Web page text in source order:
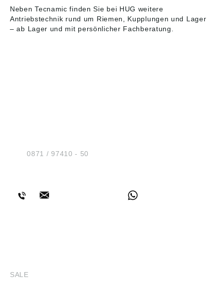
Neben Tecnamic finden Sie bei HUG weitere
Antriebstechnik rund um Riemen, Kupplungen und Lager
– ab Lager und mit persönlicher Fachberatung.
Tel.:0871 / 97410 - 50
SALE